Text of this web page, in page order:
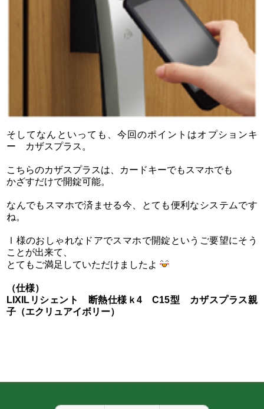
そしてなんといっても、今回のポイントはオプションキ
ー カザスプラス。
こちらのカザスプラスは、カードキーでもスマホでも
かざすだけで開錠可能。
なんでもスマホで済ませる今、とても便利なシステムです
ね。
Ⅰ様のおしゃれなドアでスマホで開錠というご要望にそう
ことが出来て、
とてもご満足していただけましたよ
（仕様）
LIXILリシェント 断熱仕様ｋ4 C15型 カザスプラス親
子（エクリュアイボリー）